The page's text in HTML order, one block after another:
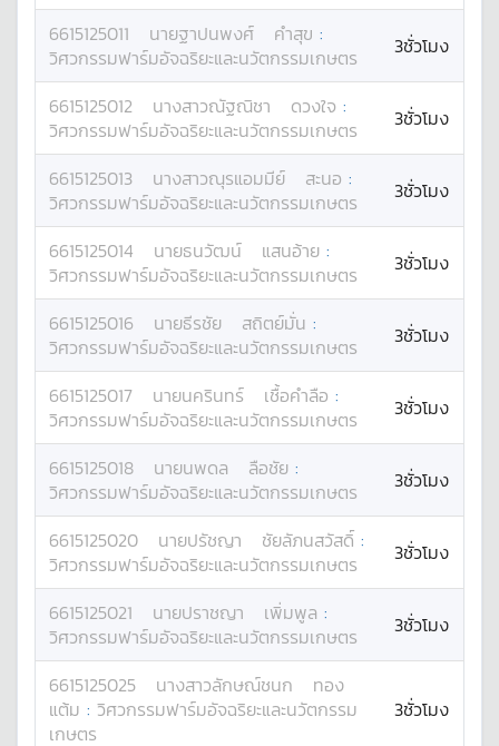
6615125011 นายฐาปนพงศ์ คำสุข :
วิศวกรรมฟาร์มอัจฉริยะและนวัตกรรมเกษตร
3ชั่วโมง
6615125012 นางสาวณัฐณิชา ดวงใจ :
วิศวกรรมฟาร์มอัจฉริยะและนวัตกรรมเกษตร
3ชั่วโมง
6615125013 นางสาวณุรแอมมีย์ สะนอ :
วิศวกรรมฟาร์มอัจฉริยะและนวัตกรรมเกษตร
3ชั่วโมง
6615125014 นายธนวัฒน์ แสนอ้าย :
วิศวกรรมฟาร์มอัจฉริยะและนวัตกรรมเกษตร
3ชั่วโมง
6615125016 นายธีรชัย สถิตย์มั่น :
วิศวกรรมฟาร์มอัจฉริยะและนวัตกรรมเกษตร
3ชั่วโมง
6615125017 นายนครินทร์ เชื้อคำลือ :
วิศวกรรมฟาร์มอัจฉริยะและนวัตกรรมเกษตร
3ชั่วโมง
6615125018 นายนพดล ลือชัย :
วิศวกรรมฟาร์มอัจฉริยะและนวัตกรรมเกษตร
3ชั่วโมง
6615125020 นายปรัชญา ชัยลัภนสวัสดิ์ :
วิศวกรรมฟาร์มอัจฉริยะและนวัตกรรมเกษตร
3ชั่วโมง
6615125021 นายปราชญา เพิ่มพูล :
วิศวกรรมฟาร์มอัจฉริยะและนวัตกรรมเกษตร
3ชั่วโมง
6615125025 นางสาวลักษณ์ชนก
ทอง
แต้ม : วิศวกรรมฟาร์มอัจฉริยะและนวัตกรรม
เกษตร
3ชั่วโมง